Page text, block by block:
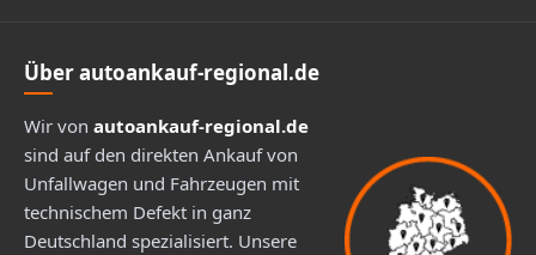
Über autoankauf-regional.de
Wir von autoankauf-regional.de
sind auf den direkten Ankauf von
Unfallwagen und Fahrzeugen mit
technischem Defekt in ganz
Deutschland spezialisiert. Unsere